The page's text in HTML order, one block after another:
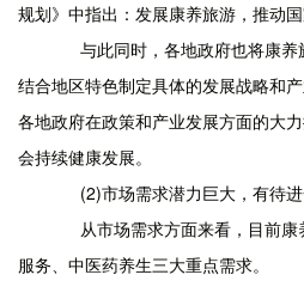
规划》中指出：发展康养旅游，推动
与此同时，各地政府也将康养
结合地区特色制定具体的发展战略和
各地政府在政策和产业发展方面的大
会持续健康发展。
(2)市场需求潜力巨大，有待进
从市场需求方面来看，目前康
服务、中医药养生三大重点需求。